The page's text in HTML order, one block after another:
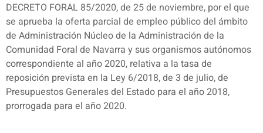
DECRETO FORAL 85/2020, de 25 de noviembre, por el que
se aprueba la oferta parcial de empleo público del ámbito
de Administración Núcleo de la Administración de la
Comunidad Foral de Navarra y sus organismos autónomos
correspondiente al año 2020, relativa a la tasa de
reposición prevista en la Ley 6/2018, de 3 de julio, de
Presupuestos Generales del Estado para el año 2018,
prorrogada para el año 2020.